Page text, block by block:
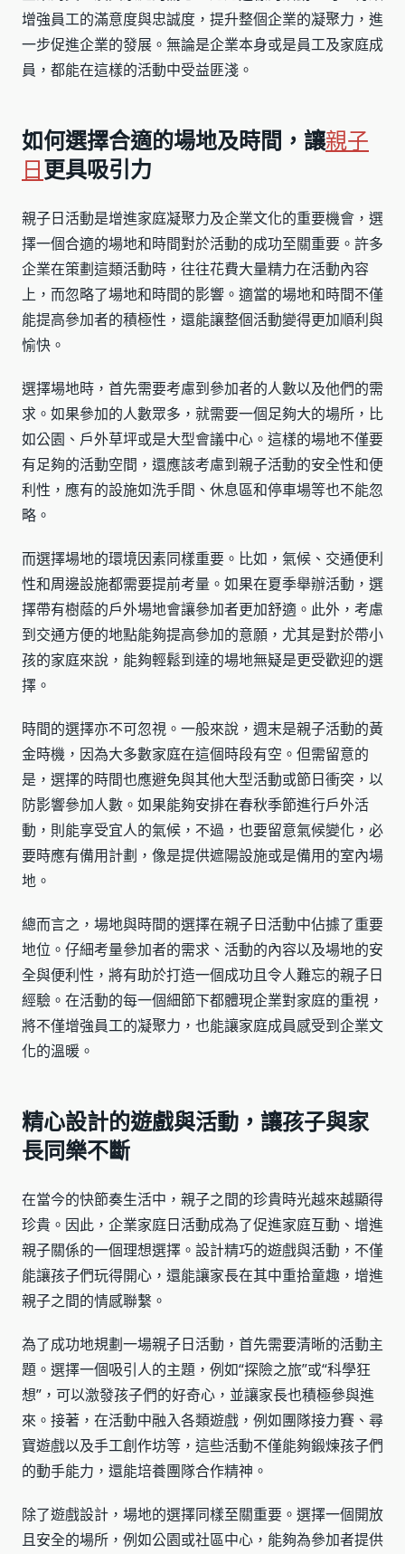
增強員工的滿意度與忠誠度，提升整個企業的凝聚力，進
一步促進企業的發展。無論是企業本身或是員工及家庭成
員，都能在這樣的活動中受益匪淺。
如何選擇合適的場地及時間，讓親子
日更具吸引力
親子日活動是增進家庭凝聚力及企業文化的重要機會，選
擇一個合適的場地和時間對於活動的成功至關重要。許多
企業在策劃這類活動時，往往花費大量精力在活動內容
上，而忽略了場地和時間的影響。適當的場地和時間不僅
能提高參加者的積極性，還能讓整個活動變得更加順利與
愉快。
選擇場地時，首先需要考慮到參加者的人數以及他們的需
求。如果參加的人數眾多，就需要一個足夠大的場所，比
如公園、戶外草坪或是大型會議中心。這樣的場地不僅要
有足夠的活動空間，還應該考慮到親子活動的安全性和便
利性，應有的設施如洗手間、休息區和停車場等也不能忽
略。
而選擇場地的環境因素同樣重要。比如，氣候、交通便利
性和周邊設施都需要提前考量。如果在夏季舉辦活動，選
擇帶有樹蔭的戶外場地會讓參加者更加舒適。此外，考慮
到交通方便的地點能夠提高參加的意願，尤其是對於帶小
孩的家庭來說，能夠輕鬆到達的場地無疑是更受歡迎的選
擇。
時間的選擇亦不可忽視。一般來說，週末是親子活動的黃
金時機，因為大多數家庭在這個時段有空。但需留意的
是，選擇的時間也應避免與其他大型活動或節日衝突，以
防影響參加人數。如果能夠安排在春秋季節進行戶外活
動，則能享受宜人的氣候，不過，也要留意氣候變化，必
要時應有備用計劃，像是提供遮陽設施或是備用的室內場
地。
總而言之，場地與時間的選擇在親子日活動中佔據了重要
地位。仔細考量參加者的需求、活動的內容以及場地的安
全與便利性，將有助於打造一個成功且令人難忘的親子日
經驗。在活動的每一個細節下都體現企業對家庭的重視，
將不僅增強員工的凝聚力，也能讓家庭成員感受到企業文
化的溫暖。
精心設計的遊戲與活動，讓孩子與家
長同樂不斷
在當今的快節奏生活中，親子之間的珍貴時光越來越顯得
珍貴。因此，企業家庭日活動成為了促進家庭互動、增進
親子關係的一個理想選擇。設計精巧的遊戲與活動，不僅
能讓孩子們玩得開心，還能讓家長在其中重拾童趣，增進
親子之間的情感聯繫。
為了成功地規劃一場親子日活動，首先需要清晰的活動主
題。選擇一個吸引人的主題，例如“探險之旅”或“科學狂
想”，可以激發孩子們的好奇心，並讓家長也積極參與進
來。接著，在活動中融入各類遊戲，例如團隊接力賽、尋
寶遊戲以及手工創作坊等，這些活動不僅能夠鍛煉孩子們
的動手能力，還能培養團隊合作精神。
除了遊戲設計，場地的選擇同樣至關重要。選擇一個開放
且安全的場所，例如公園或社區中心，能夠為參加者提供